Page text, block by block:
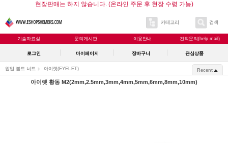
현장판매는 하지 않습니다. (온라인 주문 후 현장 수령 가능)
카테고리 검색
기술자료실 문의게시판 이용안내 견적문의(help mail)
로그인 마이페이지 장바구니 관심상품
압입 볼트 너트 아이렛(EYELET) Recent
아이렛 황동 M2(2mm,2.5mm,3mm,4mm,5mm,6mm,8mm,10mm)